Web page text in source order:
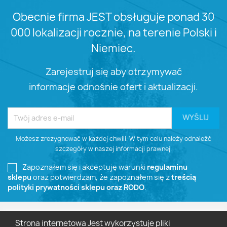
Obecnie firma JEST obsługuje ponad 30
000 lokalizacji rocznie, na terenie Polski i
Niemiec.
Zarejestruj się aby otrzymywać
informacje odnośnie ofert i aktualizacji.
Możesz zrezygnować w każdej chwili. W tym celu należy odnaleźć
szczegóły w naszej informacji prawnej.
Zapoznałem się i akceptuję warunki regulaminu
sklepuoraz potwierdzam, że zapoznałem się ztreścią
polityki prywatności sklepu oraz RODO.
Strona internetowa Jest wykorzystuje pliki